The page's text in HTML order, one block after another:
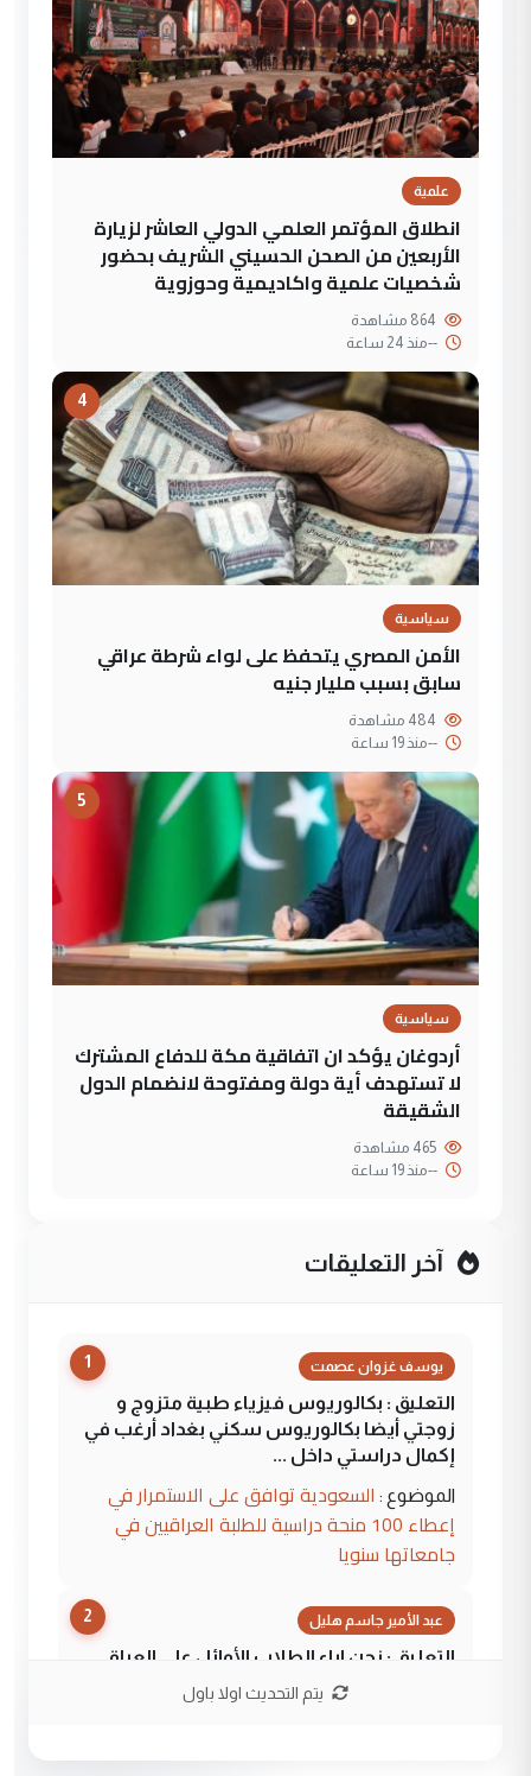
علمية
انطلاق المؤتمر العلمي الدولي العاشر لزيارة
الأربعين من الصحن الحسيني الشريف بحضور
شخصيات علمية واكاديمية وحوزوية
--منذ 24 ساعة
4
سياسية
الأمن المصري يتحفظ على لواء شرطة عراقي
سابق بسبب مليار جنيه
--منذ 19 ساعة
5
سياسية
أردوغان يؤكد ان اتفاقية مكة للدفاع المشترك
لا تستهدف أية دولة ومفتوحة لانضمام الدول
الشقيقة
--منذ 19 ساعة
آخر التعليقات
1 يوسف غزوان عصمت
التعليق : بكالوريوس فيزياء طبية متزوج و
زوجتي أيضا بكالوريوس سكني بغداد أرغب في
إكمال دراستي داخل ...
الموضوع : السعودية توافق على الاستمرار في
إعطاء 100 منحة دراسية للطلبة العراقيين في
جامعاتها سنويا
2 عبد الأمير جاسم هليل
التعليق : نحن اباء الطلاب الأوائل على العراق
نتشرف بلقاء السيد احمد الصافي في العتبات
يتم التحديث اولا باول